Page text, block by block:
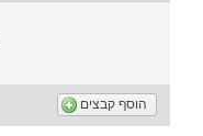
הוסף קבצים